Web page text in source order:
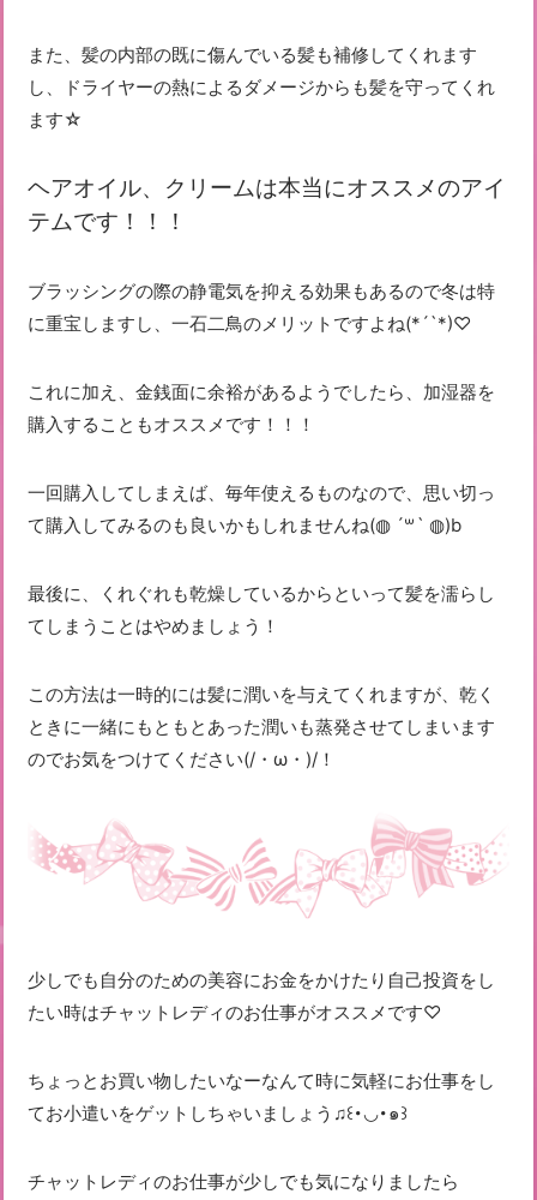
また、髪の内部の既に傷んでいる髪も補修してくれます
し、ドライヤーの熱によるダメージからも髪を守ってくれ
ます☆
ヘアオイル、クリームは本当にオススメのアイ
テムです！！！
ブラッシングの際の静電気を抑える効果もあるので冬は特
に重宝しますし、一石二鳥のメリットですよね(*´`*)♡
これに加え、金銭面に余裕があるようでしたら、加湿器を
購入することもオススメです！！！
一回購入してしまえば、毎年使えるものなので、思い切っ
て購入してみるのも良いかもしれませんね(◍ ´꒳` ◍)b
最後に、くれぐれも乾燥しているからといって髪を濡らし
てしまうことはやめましょう！
この方法は一時的には髪に潤いを与えてくれますが、乾く
ときに一緒にもともとあった潤いも蒸発させてしまいます
のでお気をつけてください(/・ω・)/！
少しでも自分のための美容にお金をかけたり自己投資をし
たい時はチャットレディのお仕事がオススメです♡
ちょっとお買い物したいなーなんて時に気軽にお仕事をし
てお小遣いをゲットしちゃいましょう♫꒰･◡･๑꒱
チャットレディのお仕事が少しでも気になりましたら